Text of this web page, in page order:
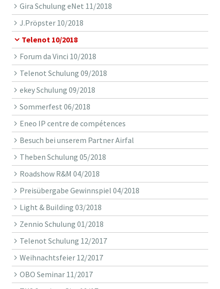
Gira Schulung eNet 11/2018
J.Pröpster 10/2018
Telenot 10/2018
Forum da Vinci 10/2018
Telenot Schulung 09/2018
ekey Schulung 09/2018
Sommerfest 06/2018
Eneo IP centre de compétences
Besuch bei unserem Partner Airfal
Theben Schulung 05/2018
Roadshow R&M 04/2018
Preisübergabe Gewinnspiel 04/2018
Light & Building 03/2018
Zennio Schulung 01/2018
Telenot Schulung 12/2017
Weihnachtsfeier 12/2017
OBO Seminar 11/2017